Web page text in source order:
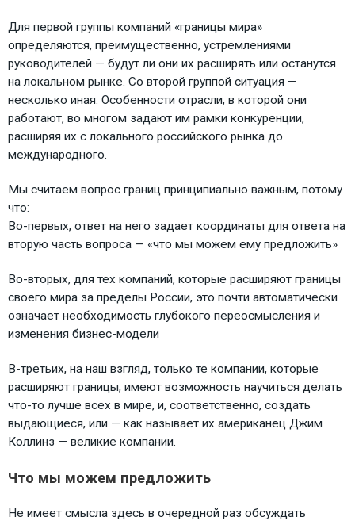
Для первой группы компаний «границы мира»
определяются, преимущественно, устремлениями
руководителей — будут ли они их расширять или останутся
на локальном рынке. Со второй группой ситуация —
несколько иная. Особенности отрасли, в которой они
работают, во многом задают им рамки конкуренции,
расширяя их с локального российского рынка до
международного.
Мы считаем вопрос границ принципиально важным, потому
что:
Во-первых, ответ на него задает координаты для ответа на
вторую часть вопроса — «что мы можем ему предложить»
Во-вторых, для тех компаний, которые расширяют границы
своего мира за пределы России, это почти автоматически
означает необходимость глубокого переосмысления и
изменения бизнес-модели
В-третьих, на наш взгляд, только те компании, которые
расширяют границы, имеют возможность научиться делать
что-то лучше всех в мире, и, соответственно, создать
выдающиеся, или — как называет их американец Джим
Коллинз — великие компании.
Что мы можем предложить
Не имеет смысла здесь в очередной раз обсуждать